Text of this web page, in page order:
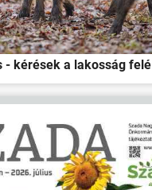
kérések a lakosság felé